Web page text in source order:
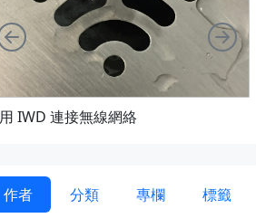
IWD 連接無線網絡
向左 向右
作者 分類 專欄 標籤